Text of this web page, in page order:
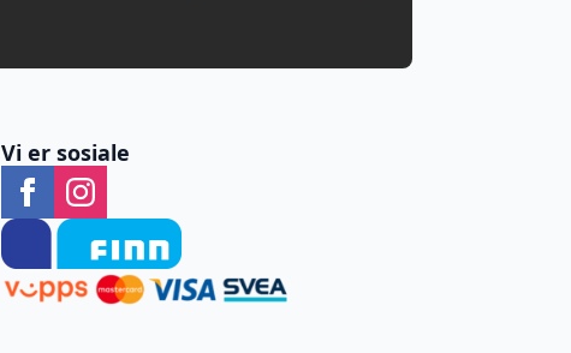
Vi er sosiale